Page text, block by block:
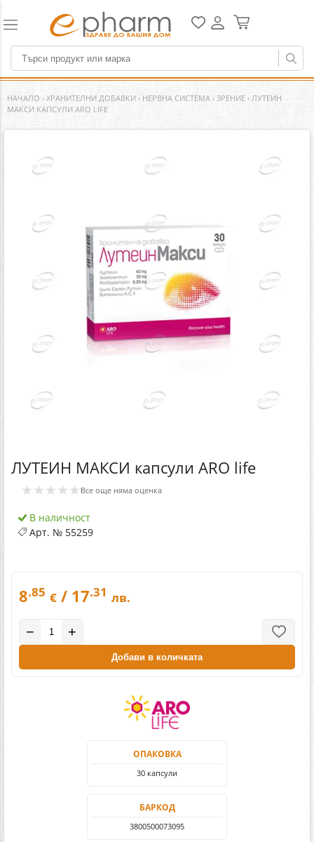
НАЧАЛО › ХРАНИТЕЛНИ ДОБАВКИ › НЕРВНА СИСТЕМА › ЗРЕНИЕ › ЛУТЕИН
МАКСИ КАПСУЛИ ARO LIFE
ЛУТЕИН МАКСИ капсули ARO life
★★★★★ Все още няма оценка
В наличност
Арт. № 55259
8.85 € / 17.31 лв.
− +
Добави в количката
ОПАКОВКА
30 капсули
БАРКОД
3800500073095